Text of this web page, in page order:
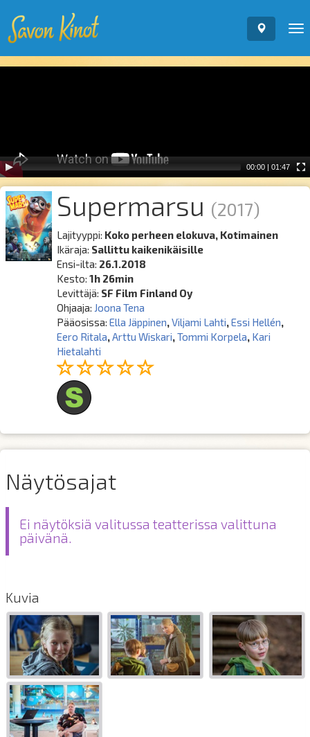
00:00 | 01:47
Supermarsu (2017)
Lajityyppi: Koko perheen elokuva, Kotimainen
Ikäraja: Sallittu kaikenikäisille
Ensi-ilta: 26.1.2018
Kesto:1h 26min
Levittäjä: SF Film Finland Oy
Ohjaaja: Joona Tena
Pääosissa:Ella Jäppinen,Viljami Lahti,Essi Hellén,
Eero Ritala, Arttu Wiskari,Tommi Korpela, Kari
Hietalahti
Näytösajat
Ei näytöksiä valitussa teatterissa valittuna
päivänä.
Kuvia